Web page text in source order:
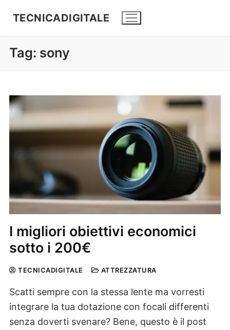
TECNICADIGITALE
Tag: sony
I migliori obiettivi economici
sotto i 200€
TECNICADIGITALE ATTREZZATURA
Scatti sempre con la stessa lente ma vorresti
integrare la tua dotazione con focali differenti
senza doverti svenare? Bene, questo è il post